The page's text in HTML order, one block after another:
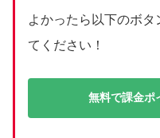
よかったら以下のボ
てください！
無料で課金ポ